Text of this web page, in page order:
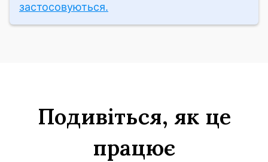
застосовуються.
Подивіться, як це
працює